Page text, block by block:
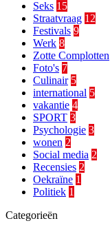
Seks 15
Straatvraag 12
Festivals 9
Werk 8
Zotte Complotten
Foto's 7
Culinair 5
international 5
vakantie 4
SPORT 3
Psychologie 3
wonen 2
Social media 2
Recensies 2
Oekraïne 1
Politiek 1
Categorieën